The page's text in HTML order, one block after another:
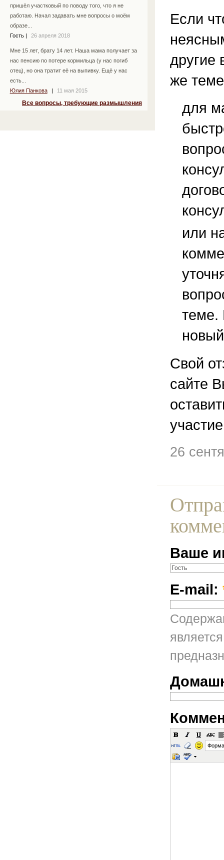
пришёл участковый по поводу того, что я не
работаю. Начал задавать мне вопросы о моём
образе...
Гость
26 апреля 2018
Мне 15 лет, брату 14 лет. Наша мама получает за
нас пенсию по потере кормильца (у нас погиб
отец), но она тратит её на выпивку. Ещё у нас
есть...
Юлия Панкова
11 мая 2015
Все вопросы, требующие размышления
Если
другие
же
для
или
теме.
Свой
сайте
26
Ваше
E-mail: